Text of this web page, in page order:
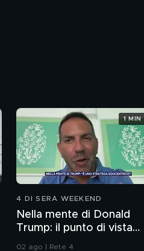
4 DI SERA WEEKEND
Nella mente di Donald
Trump: il punto di vista
dello psichiatra Leonardo
02 ago | Rete 4
1 MIN